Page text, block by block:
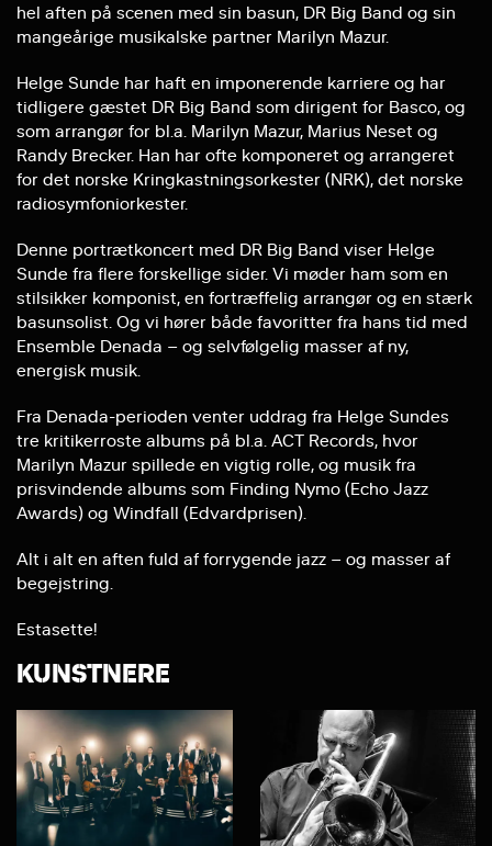
hel aften på scenen med sin basun, DR Big Band og sin
mangeårige musikalske partner Marilyn Mazur.
Helge Sunde har haft en imponerende karriere og har
tidligere gæstet DR Big Band som dirigent for Basco, og
som arrangør for bl.a. Marilyn Mazur, Marius Neset og
Randy Brecker. Han har ofte komponeret og arrangeret
for det norske Kringkastningsorkester (NRK), det norske
radiosymfoniorkester.
Denne portrætkoncert med DR Big Band viser Helge
Sunde fra flere forskellige sider. Vi møder ham som en
stilsikker komponist, en fortræffelig arrangør og en stærk
basunsolist. Og vi hører både favoritter fra hans tid med
Ensemble Denada – og selvfølgelig masser af ny,
energisk musik.
Fra Denada-perioden venter uddrag fra Helge Sundes
tre kritikerroste albums på bl.a. ACT Records, hvor
Marilyn Mazur spillede en vigtig rolle, og musik fra
prisvindende albums som Finding Nymo (Echo Jazz
Awards) og Windfall (Edvardprisen).
Alt i alt en aften fuld af forrygende jazz – og masser af
begejstring.
Estasette!
KUNSTNERE